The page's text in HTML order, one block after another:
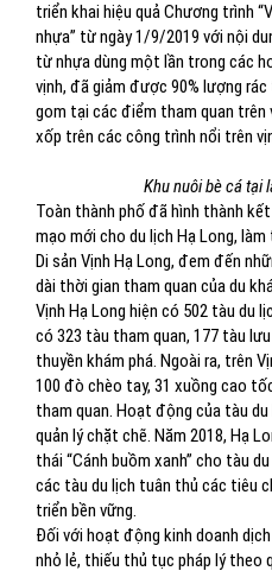
triển khai hiệu quả Chương trình
nhựa” từ ngày 1/9/2019 với nội
từ nhựa dùng một lần trong các
vịnh, đã giảm được 90% lượng
gom tại các điểm tham quan trên
xốp trên các công trình nổi trên
Khu nuôi bè cá tại
Toàn thành phố đã hình thành
mạo mới cho du lịch Hạ Long,
Di sản Vịnh Hạ Long, đem đến
dài thời gian tham quan của du
Vịnh Hạ Long hiện có 502 tàu du
có 323 tàu tham quan, 177 tàu
thuyền khám phá. Ngoài ra, trên
100 đò chèo tay, 31 xuồng cao
tham quan. Hoạt động của tàu
quản lý chặt chẽ. Năm 2018, Hạ
thái “Cánh buồm xanh” cho tàu
các tàu du lịch tuân thủ các tiêu
triển bền vững.
Đối với hoạt động kinh doanh
nhỏ lẻ, thiếu thủ tục pháp lý theo